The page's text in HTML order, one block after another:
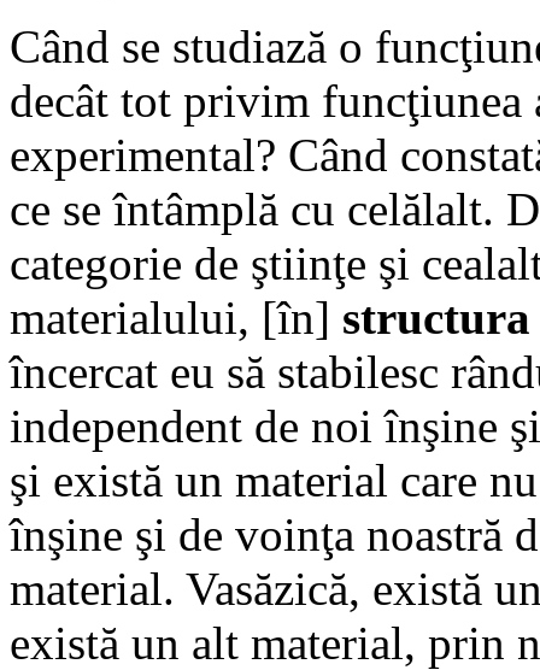
Când se studiază o
decât tot privim funcţiunea
experimental? Când
ce se întâmplă cu celălalt.
categorie de ştiinţe şi
materialului, [în] structura
încercat eu să stabilesc
independent de noi înşine
şi există un material care
înşine şi de voinţa noastră
material. Vasăzică, există
există un alt material, prin